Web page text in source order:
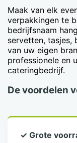
Maak van elk
verpakkingen te
bedrijfsnaam
servetten, tasjes,
van uw eigen
professionele en
cateringbedrijf.
De voordelen
✓ Grote